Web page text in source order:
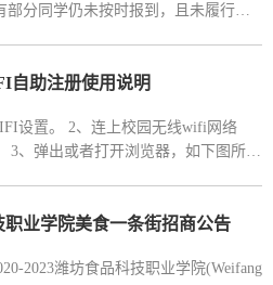
部分同学仍未按时报到，且未履行请
自助注册使用说明
设置。 2、连上校园无线wifi网络
3、弹出或者打开浏览器，如下图所示
职业学院美食一条街招商公告
2023潍坊食品科技职业学院(Weifang